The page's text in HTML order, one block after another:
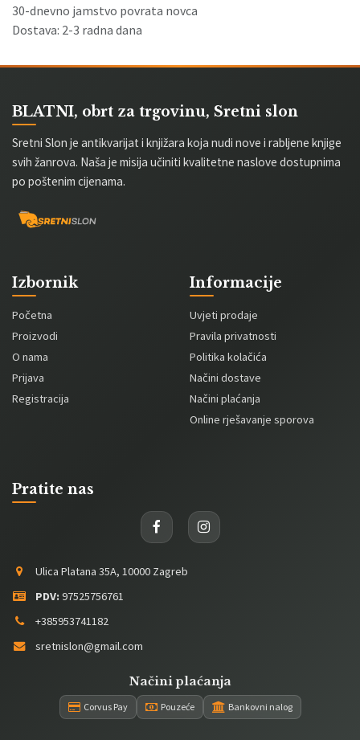
30-dnevno jamstvo povrata novca
Dostava: 2-3 radna dana
BLATNI, obrt za trgovinu, Sretni slon
Sretni Slon je antikvarijat i knjižara koja nudi nove i rabljene knjige
svih žanrova. Naša je misija učiniti kvalitetne naslove dostupnima
po poštenim cijenama.
Izbornik
Početna
Proizvodi
O nama
Prijava
Registracija
Informacije
Uvjeti prodaje
Pravila privatnosti
Politika kolačića
Načini dostave
Načini plaćanja
Online rješavanje sporova
Pratite nas
Ulica Platana 35A, 10000 Zagreb
PDV: 97525756761
+385953741182
sretnislon@gmail.com
Načini plaćanja
Corvus Pay Pouzeće Bankovni nalog